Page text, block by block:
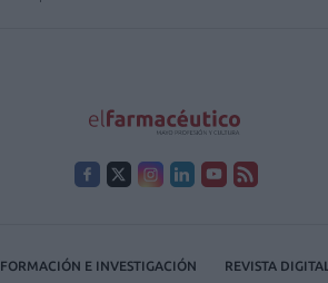
FORMACIÓN E INVESTIGACIÓN REVISTA DIGITAL